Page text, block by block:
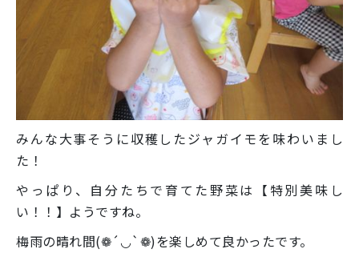
みんな大事そうに収穫したジャガイモを味わいまし
た！
やっぱり、自分たちで育てた野菜は【特別美味し
い！！】ようですね。
梅雨の晴れ間(❁´◡`❁)を楽しめて良かったです。